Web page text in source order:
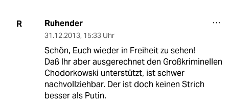
R Ruhender
31.12.2013, 15:33 Uhr
Schön, Euch wieder in Freiheit zu sehen!
Daß Ihr aber ausgerechnet den Großkriminellen
Chodorkowski unterstützt, ist schwer
nachvollziehbar. Der ist doch keinen Strich
besser als Putin.